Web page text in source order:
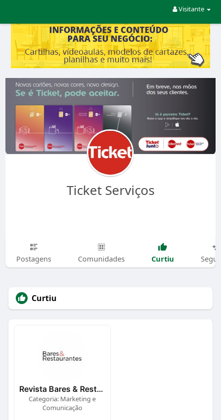
Visitante
Ticket Serviços
Postagens Comunidades Curtiu
Curtiu
Revista Bares & Restaurantes
Categoria: Marketing e
Comunicação